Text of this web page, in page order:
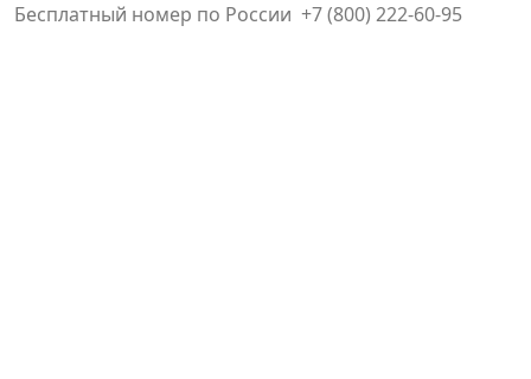
Бесплатный номер по России +7 (800) 222-60-95